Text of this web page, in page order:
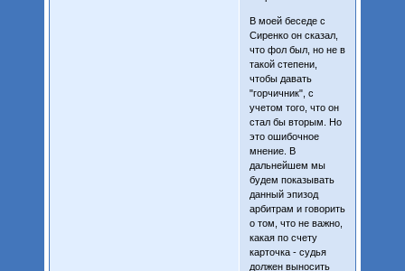
В моей беседе с
Сиренко он сказал,
что фол был, но не в
такой степени,
чтобы давать
"горчичник", с
учетом того, что он
стал бы вторым. Но
это ошибочное
мнение. В
дальнейшем мы
будем показывать
данный эпизод
арбитрам и говорить
о том, что не важно,
какая по счету
карточка - судья
должен выносить